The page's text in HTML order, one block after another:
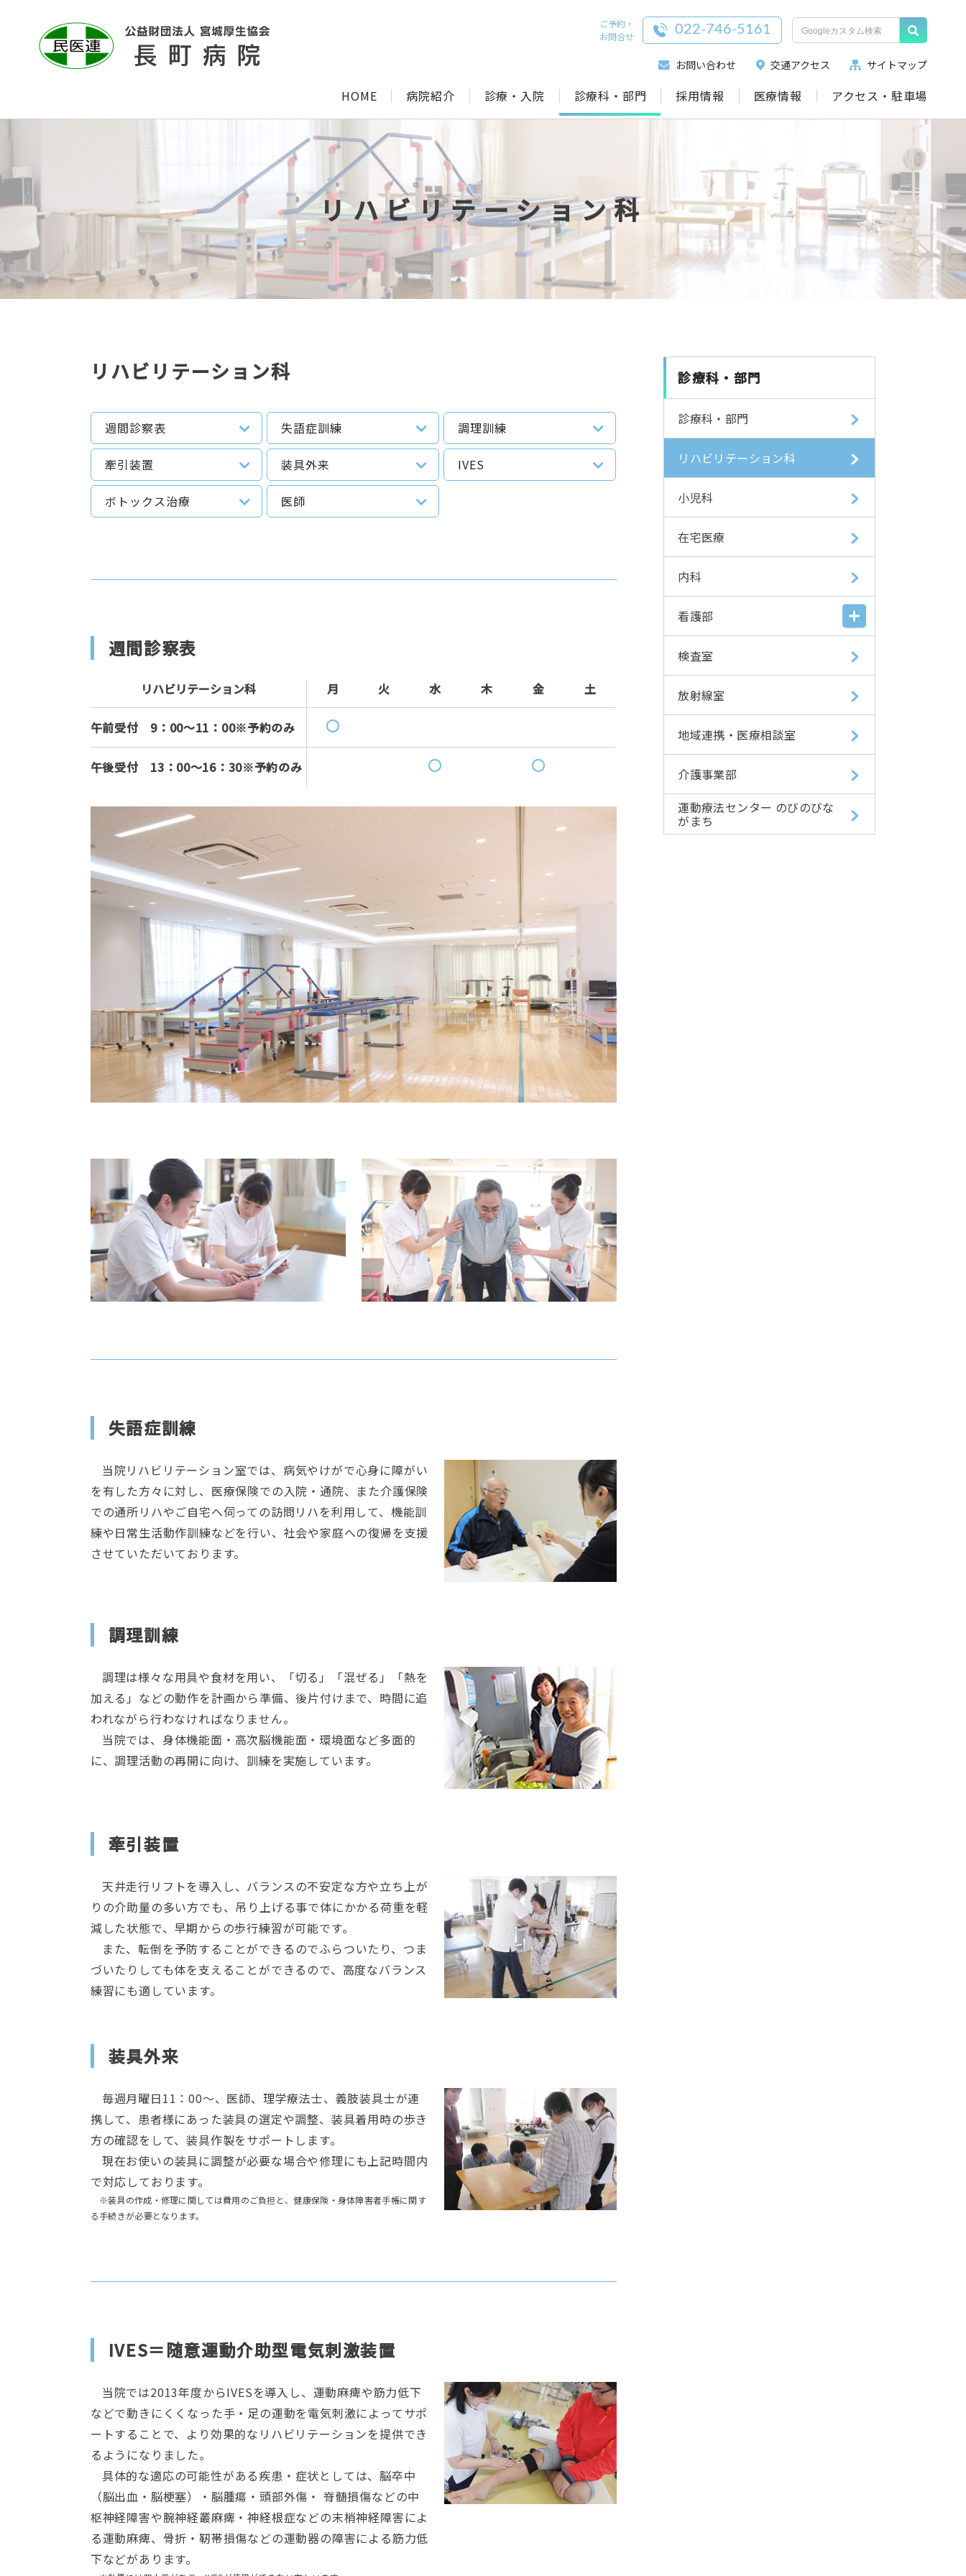
お問い合わせ 交通アクセス サイトマップ
ご予約・
お問合せ
022-746-5161
HOME 病院紹介 診療・入院 診療科・部門 採用情報 医療情報 アクセス・駐車場
リハビリテーション科
リハビリテーション科
週間診察表 失語症訓練 調理訓練
牽引装置 装具外来 IVES
ボトックス治療 医師
週間診察表
リハビリテーション科 月 火 水 木 金 土
午前受付 9：00～11：00※予約のみ
午後受付 13：00〜16：30※予約のみ
失語症訓練
当院リハビリテーション室では、病気やけがで心身に障がい
を有した方々に対し、医療保険での入院・通院、また介護保険
での通所リハやご自宅へ伺っての訪問リハを利用して、機能訓
練や日常生活動作訓練などを行い、社会や家庭への復帰を支援
させていただいております。
調理訓練
調理は様々な用具や食材を用い、「切る」「混ぜる」「熱を
加える」などの動作を計画から準備、後片付けまで、時間に追
われながら行わなければなりません。
当院では、身体機能面・高次脳機能面・環境面など多面的
に、調理活動の再開に向け、訓練を実施しています。
牽引装置
天井走行リフトを導入し、バランスの不安定な方や立ち上が
りの介助量の多い方でも、吊り上げる事で体にかかる荷重を軽
減した状態で、早期からの歩行練習が可能です。
また、転倒を予防することができるのでふらついたり、つま
づいたりしても体を支えることができるので、高度なバランス
練習にも適しています。
装具外来
毎週月曜日11：00～、医師、理学療法士、義肢装具士が連
携して、患者様にあった装具の選定や調整、装具着用時の歩き
方の確認をして、装具作製をサポートします。
現在お使いの装具に調整が必要な場合や修理にも上記時間内
で対応しております。
※装具の作成・修理に関しては費用のご負担と、健康保険・身体障害者手帳に関す
る手続きが必要となります。
IVES＝随意運動介助型電気刺激装置
当院では2013年度からIVESを導入し、運動麻痺や筋力低下
などで動きにくくなった手・足の運動を電気刺激によってサポ
ートすることで、より効果的なリハビリテーションを提供でき
るようになりました。
具体的な適応の可能性がある疾患・症状としては、脳卒中
（脳出血・脳梗塞）・脳腫瘍・頭部外傷・ 脊髄損傷などの中
枢神経障害や腕神経叢麻痺・神経根症などの末梢神経障害によ
る運動麻痺、骨折・靭帯損傷などの運動器の障害による筋力低
下などがあります。
診療科・部門
診療科・部門
リハビリテーション科
小児科
在宅医療
内科
看護部
検査室
放射線室
地域連携・医療相談室
介護事業部
運動療法センター のびのびな
がまち